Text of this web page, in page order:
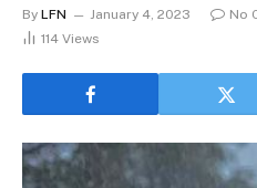
By LFN January 4, 2023 No
114 Views